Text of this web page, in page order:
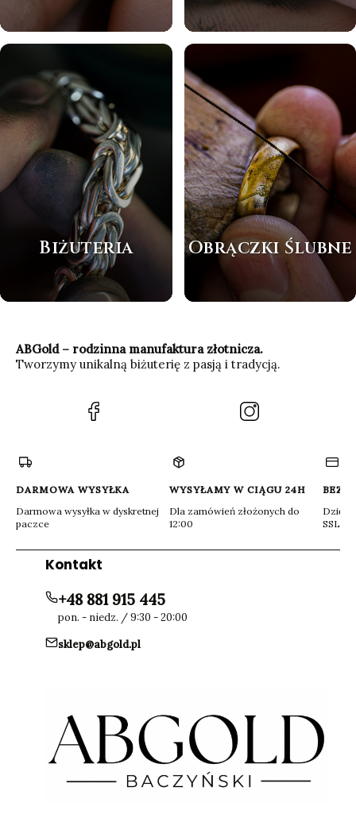
Biżuteria Obrączki Ślubne
ABGold – rodzinna manufaktura złotnicza.
Tworzymy unikalną biżuterię z pasją i tradycją.
(Otwiera
się
DARMOWA WYSYŁKA
Darmowa wysyłka w dyskretnej
paczce
WYSYŁAMY W CIĄGU 24H
Dla zamówień złożonych do
12:00
Dzięki
SSL
Kontakt
+48 881 915 445
pon. - niedz. / 9:30 - 20:00
sklep@abgold.pl